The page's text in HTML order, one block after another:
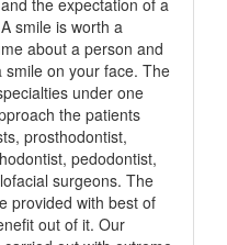
the expectation of a
smile is worth a
about a person and
on your face. The
under one
the patients
prosthodontist,
pedodontist,
surgeons. The
provided with best of
out of it. Our